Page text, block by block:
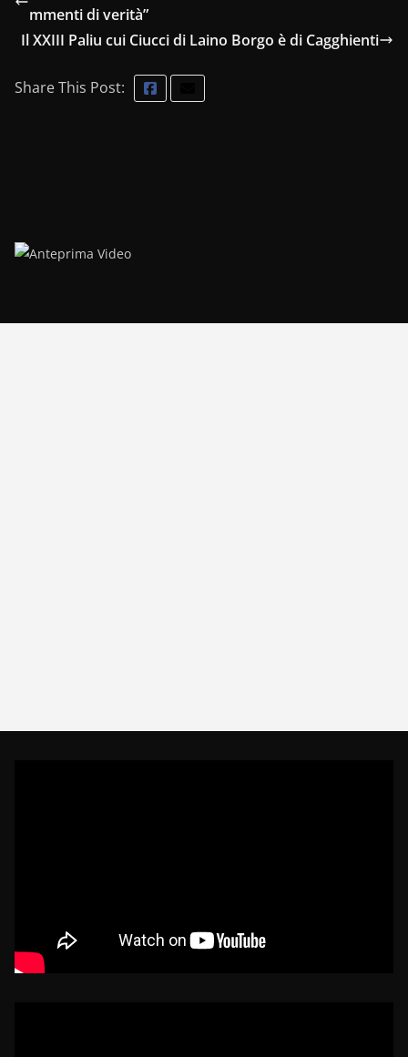
mmenti di verità”
Il XXIII Paliu cui Ciucci di Laino Borgo è di Cagghienti
Share This Post: